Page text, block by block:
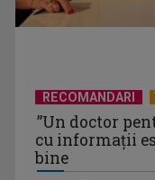
"România în bucate":
RECOMANDARI
”Un doctor
cu informații
bine